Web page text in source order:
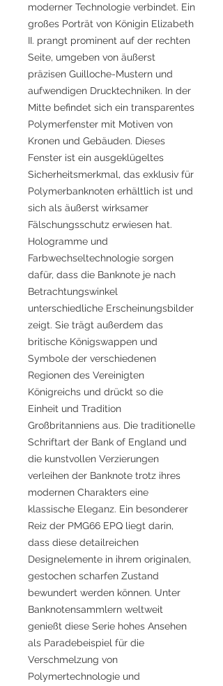
moderner Technologie verbindet. Ein
großes Porträt von Königin Elizabeth
II. prangt prominent auf der rechten
Seite, umgeben von äußerst
präzisen Guilloche-Mustern und
aufwendigen Drucktechniken. In der
Mitte befindet sich ein transparentes
Polymerfenster mit Motiven von
Kronen und Gebäuden. Dieses
Fenster ist ein ausgeklügeltes
Sicherheitsmerkmal, das exklusiv für
Polymerbanknoten erhältlich ist und
sich als äußerst wirksamer
Fälschungsschutz erwiesen hat.
Hologramme und
Farbwechseltechnologie sorgen
dafür, dass die Banknote je nach
Betrachtungswinkel
unterschiedliche Erscheinungsbilder
zeigt. Sie trägt außerdem das
britische Königswappen und
Symbole der verschiedenen
Regionen des Vereinigten
Königreichs und drückt so die
Einheit und Tradition
Großbritanniens aus. Die traditionelle
Schriftart der Bank of England und
die kunstvollen Verzierungen
verleihen der Banknote trotz ihres
modernen Charakters eine
klassische Eleganz. Ein besonderer
Reiz der PMG66 EPQ liegt darin,
dass diese detailreichen
Designelemente in ihrem originalen,
gestochen scharfen Zustand
bewundert werden können. Unter
Banknotensammlern weltweit
genießt diese Serie hohes Ansehen
als Paradebeispiel für die
Verschmelzung von
Polymertechnologie und